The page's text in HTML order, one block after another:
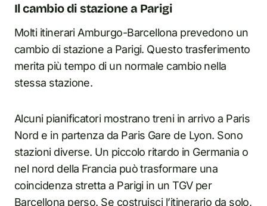
Il cambio di stazione a Parigi
Molti itinerari Amburgo-Barcellona prevedono un
cambio di stazione a Parigi. Questo trasferimento
merita più tempo di un normale cambio nella
stessa stazione.
Alcuni pianificatori mostrano treni in arrivo a Paris
Nord e in partenza da Paris Gare de Lyon. Sono
stazioni diverse. Un piccolo ritardo in Germania o
nel nord della Francia può trasformare una
coincidenza stretta a Parigi in un TGV per
Barcellona perso. Se costruisci l’itinerario da solo,